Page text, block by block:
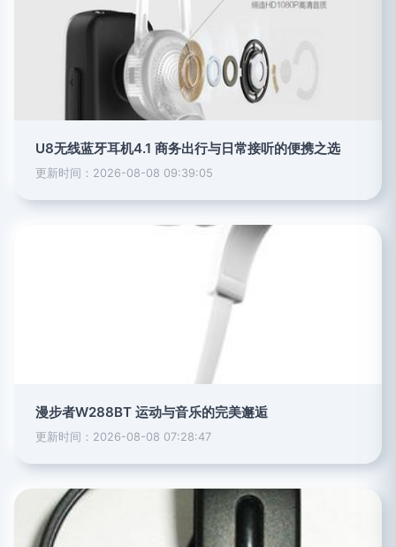
U8无线蓝牙耳机4.1 商务出行与日常接听的便携之选
更新时间：2026-08-08 09:39:05
漫步者W288BT 运动与音乐的完美邂逅
更新时间：2026-08-08 07:28:47